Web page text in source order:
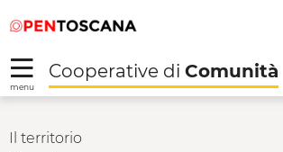
Skip to Main Content
alal
menu
Cooperative di Comunità
Il territorio